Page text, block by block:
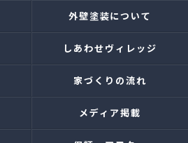
外壁塗装について
しあわせヴィレッジ
家づくりの流れ
メディア掲載